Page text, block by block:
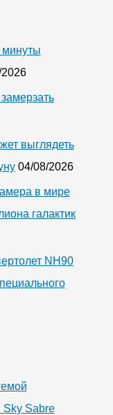
выглядеть
04/08/2026
в мире
галактик
NH90
Sabre